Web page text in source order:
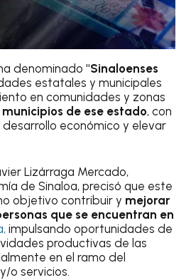
denominado"Sinaloenses
estatales y municipales
en comunidades y zonas
municipios de ese estado, con
económico y elevar
Lizárraga Mercado,
de Sinaloa, precisó que este
objetivo contribuir y mejorar
que se encuentran en
impulsando oportunidades de
productivas de las
en el ramo del
o servicios.